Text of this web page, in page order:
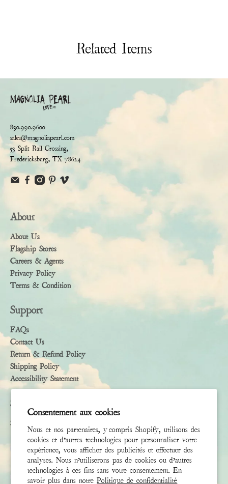
Consentement aux cookies
Nous et nos partenaires, y compris Shopify, utilisons des
cookies et d’autres technologies pour personnaliser votre
expérience, vous afficher des publicités et effectuer des
analyses. Nous n’utiliserons pas de cookies ou d’autres
technologies à ces fins sans votre consentement. En
savoir plus dans notrePolitique de confidentialité
Related Items
830.990.9600
sales@magnoliapearl.com
53 Split Rail Crossing,
Fredericksburg, TX 78624
About
About Us
Flagship Stores
Careers & Agents
Privacy Policy
Terms & Condition
Support
FAQs
Contact Us
Return & Refund Policy
Shipping Policy
Accessibility Statement
Subscribe
Sign up to receive the latest news & connect with your stylist
Prénom
Nom de famille